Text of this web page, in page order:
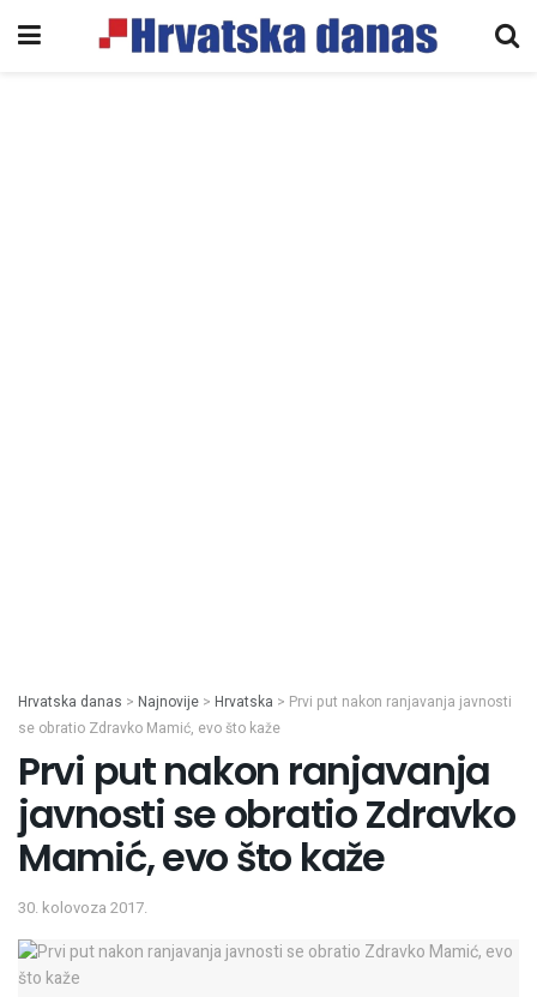
Hrvatska danas > Najnovije > Hrvatska > Prvi put nakon ranjavanja javnosti
se obratio Zdravko Mamić, evo što kaže
Prvi put nakon ranjavanja
javnosti se obratio Zdravko
Mamić, evo što kaže
30. kolovoza 2017.